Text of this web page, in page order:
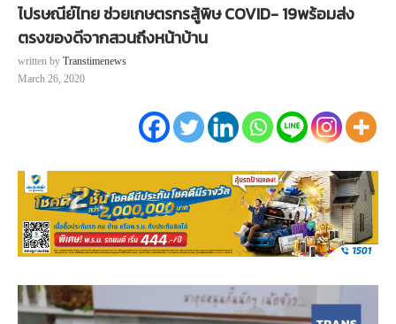
ไปรษณีย์ไทย ช่วยเกษตรกรสู้พิษ COVID- 19พร้อมส่ง
ตรงของดีจากสวนถึงหน้าบ้าน
written by Transtimenews
March 26, 2020